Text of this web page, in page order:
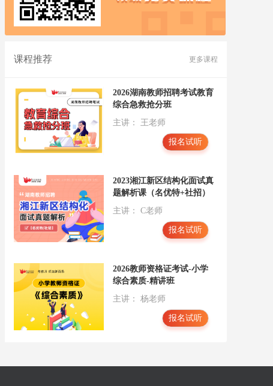
课程推荐 更多课程
2026湖南教师招聘考试教育
综合急救抢分班
主讲： 王老师
报名试听
2023湘江新区结构化面试真
题解析课（名优特+社招）
主讲： C老师
报名试听
2026教师资格证考试-小学
综合素质-精讲班
主讲： 杨老师
报名试听